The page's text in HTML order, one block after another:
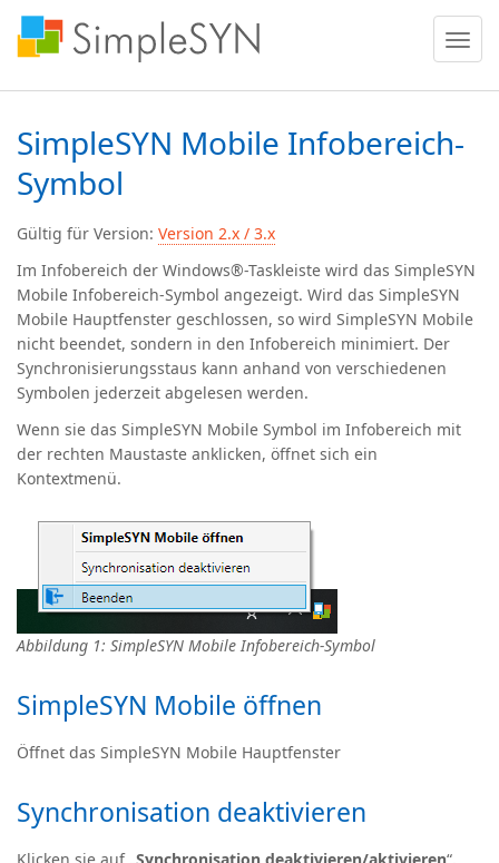
Menü
ein
oder
SimpleSYN Mobile Infobereich-
Symbol
Gültig für Version: Version 2.x / 3.x
Im Infobereich der Windows®-Taskleiste wird das SimpleSYN
Mobile Infobereich-Symbol angezeigt. Wird das SimpleSYN
Mobile Hauptfenster geschlossen, so wird SimpleSYN Mobile
nicht beendet, sondern in den Infobereich minimiert. Der
Synchronisierungsstaus kann anhand von verschiedenen
Symbolen jederzeit abgelesen werden.
Wenn sie das SimpleSYN Mobile Symbol im Infobereich mit
der rechten Maustaste anklicken, öffnet sich ein
Kontextmenü.
Abbildung 1: SimpleSYN Mobile Infobereich-Symbol
SimpleSYN Mobile öffnen
Öffnet das SimpleSYN Mobile Hauptfenster
Synchronisation deaktivieren